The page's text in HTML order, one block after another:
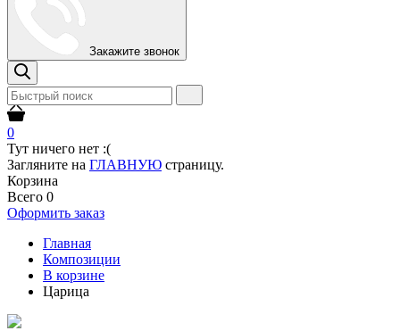
Закажите звонок
0
Тут ничего нет :(
Загляните на ГЛАВНУЮ страницу.
Корзина
Всего 0
Оформить заказ
Главная
Композиции
В корзине
Царица